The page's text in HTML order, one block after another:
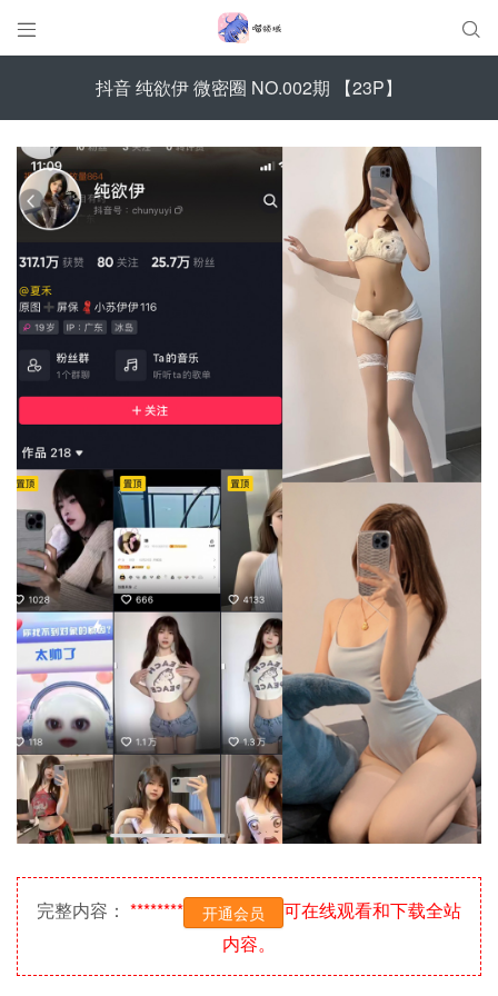
 
抖音 纯欲伊 微密圈 NO.002期 【23P】
完整内容： ******** 开通会员
可在线观看和下载全站
内容。